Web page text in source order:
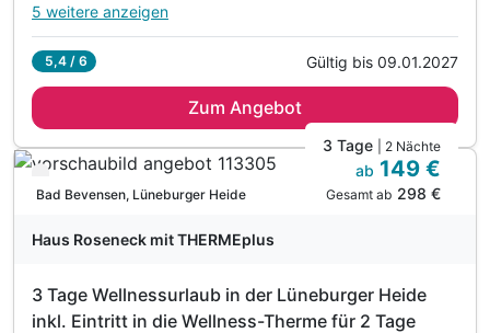
Alle Inklusivleistungen
1 x Frühstück vom Buffet im Frühlingsgarten
1 x Welcome-Drink
inkl. Eintritt in unser Erlebnisbad AquaWell
inkl. Nutzung des Sportschwimmbeckens
inkl. 1 Fl. Wasser auf dem Zimmer
5 weitere anzeigen
5,4 / 6 Gültig bis 09.01.2027
Zum Angebot
Verfügbar bis Januar
Bad Bevensen, Lüneburger Heide
3 Tage | 2 Nächte
ab 149 €
Gesamt ab 298 €
Haus Roseneck mit THERMEplus
3 Tage Wellnessurlaub in der Lüneburger Heide
inkl. Eintritt in die Wellness-Therme für 2 Tage